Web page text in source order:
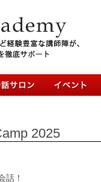
2025
！